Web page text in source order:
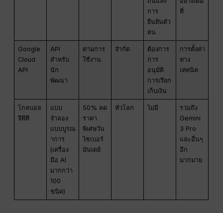
การ
ยืนยันตัว
ตน
ที่
Google
Cloud
API
API
สำหรับ
นัก
พัฒนา
ตามการ
ใช้งาน
จำกัด
ต้องการ
การ
อนุมัติ
การเรียก
เก็บเงิน
การตั้งค่า
ทาง
เทคนิค
โกลบอล
จีพีที
แบบ
จำลอง
แบบบูรณ
าการ
(เครื่อง
มือ AI
มากกว่า
100
ชนิด)
50% ลด
ราคา
พิเศษวัน
ไซเบอร์
มันเดย์
ทั่วโลก ไม่มี
รวมถึง
Gemini
3 Pro
และอื่นๆ
อีก
มากมาย